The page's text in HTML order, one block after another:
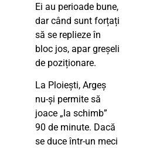
Ei au perioade bune,
dar când sunt forțați
să se replieze în
bloc jos, apar greșeli
de poziționare.
La Ploiești, Argeș
nu-și permite să
joace „la schimb”
90 de minute. Dacă
se duce într-un meci